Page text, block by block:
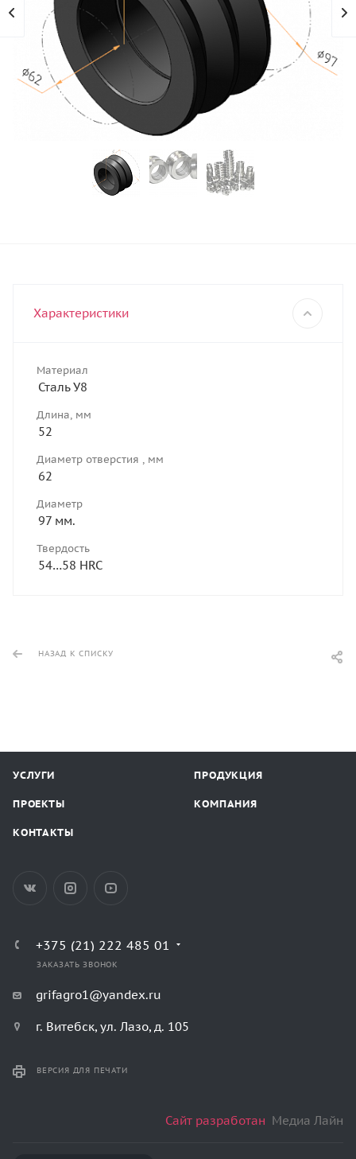
Характеристики
Материал
Сталь У8
Длина, мм
52
Диаметр отверстия , мм
62
Диаметр
97 мм.
Твердость
54…58 HRC
НАЗАД К СПИСКУ
УСЛУГИ ПРОДУКЦИЯ
ПРОЕКТЫ КОМПАНИЯ
КОНТАКТЫ
+375 (21) 222 485 01
ЗАКАЗАТЬ ЗВОНОК
grifagro1@yandex.ru
г. Витебск, ул. Лазо, д. 105
ВЕРСИЯ ДЛЯ ПЕЧАТИ
Сайт разработан Медиа Лайн